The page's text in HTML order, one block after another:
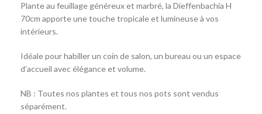
Plante au feuillage généreux et marbré, la Dieffenbachia H
70cm apporte une touche tropicale et lumineuse à vos
intérieurs.
Idéale pour habiller un coin de salon, un bureau ou un espace
d’accueil avec élégance et volume.
NB : Toutes nos plantes et tous nos pots sont vendus
séparément.